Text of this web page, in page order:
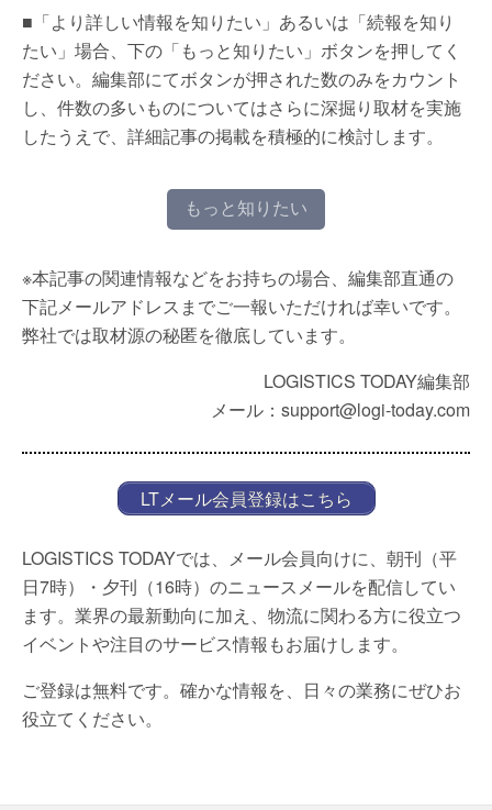
■「より詳しい情報を知りたい」あるいは「続報を知り
たい」場合、下の「もっと知りたい」ボタンを押してく
ださい。編集部にてボタンが押された数のみをカウント
し、件数の多いものについてはさらに深掘り取材を実施
したうえで、詳細記事の掲載を積極的に検討します。
もっと知りたい
※本記事の関連情報などをお持ちの場合、編集部直通の
下記メールアドレスまでご一報いただければ幸いです。
弊社では取材源の秘匿を徹底しています。
LOGISTICS TODAY編集部
メール：support@logi-today.com
LTメール会員登録はこちら
LOGISTICS TODAYでは、メール会員向けに、朝刊（平
日7時）・夕刊（16時）のニュースメールを配信してい
ます。業界の最新動向に加え、物流に関わる方に役立つ
イベントや注目のサービス情報もお届けします。
ご登録は無料です。確かな情報を、日々の業務にぜひお
役立てください。